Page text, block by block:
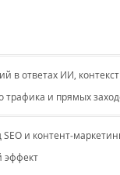
в ответах ИИ,
трафика и прямых
и
эффект